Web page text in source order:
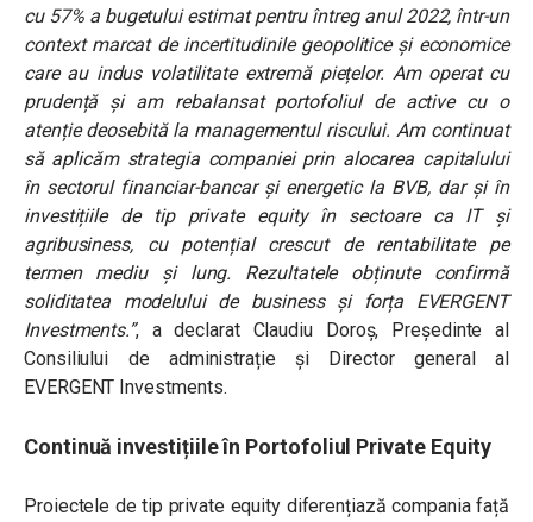
cu 57% a bugetului estimat pentru întreg anul 2022, într-un
context marcat de incertitudinile geopolitice și economice
care au indus volatilitate extremă piețelor. Am operat cu
prudență și am rebalansat portofoliul de active cu o
atenție deosebită la managementul riscului. Am continuat
să aplicăm strategia companiei prin alocarea capitalului
în sectorul financiar-bancar și energetic la BVB, dar și în
investițiile de tip private equity în sectoare ca IT și
agribusiness, cu potențial crescut de rentabilitate pe
termen mediu și lung. Rezultatele obținute confirmă
soliditatea modelului de business și forța EVERGENT
Investments.”, a declarat Claudiu Doroș, Președinte al
Consiliului de administrație și Director general al
EVERGENT Investments.
Continuă investițiile în Portofoliul Private Equity
Proiectele de tip private equity diferențiază compania față